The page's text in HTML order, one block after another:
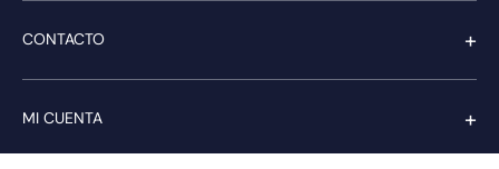
CONTACTO +
MI CUENTA +